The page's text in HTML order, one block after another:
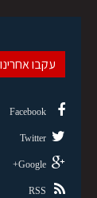
עקבו אחרינו
Facebook
Twitter
Google+
RSS